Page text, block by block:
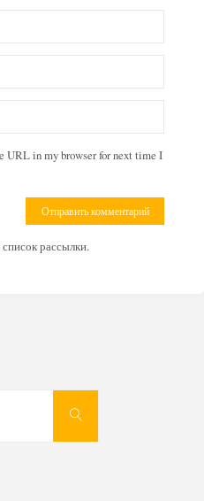
URL in my browser for next time I
рассылки.
Search